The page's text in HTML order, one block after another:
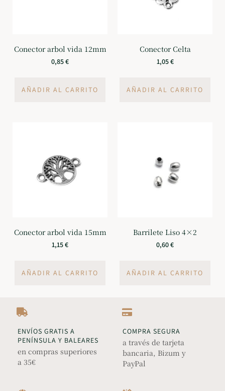
Conector arbol vida 12mm
0,85€
AÑADIR AL CARRITO
Conector Celta
1,05€
AÑADIR AL CARRITO
Conector arbol vida 15mm
1,15€
AÑADIR AL CARRITO
Barrilete Liso 4×2
0,60€
AÑADIR AL CARRITO
ENVÍOS GRATIS A
PENÍNSULA Y BALEARES
en compras superiores
a 35€
COMPRA SEGURA
a través de tarjeta
bancaria, Bizum y
PayPal